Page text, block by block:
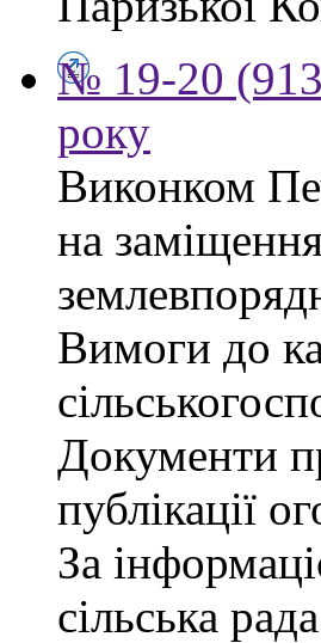
№ 19-20
року
Виконком
на
Вимоги до
Документи
публікації
За
сільська